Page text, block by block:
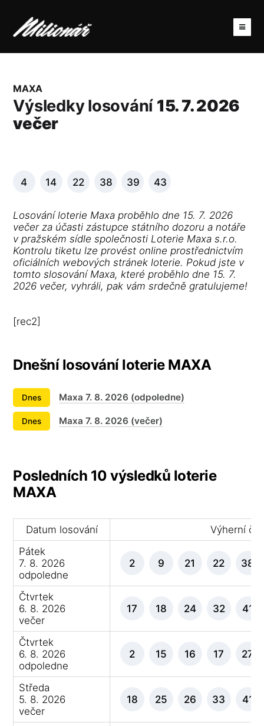
MAXA
Výsledky losování 15. 7. 2026
večer
4 14 22 38 39 43
Losování loterie Maxa proběhlo dne 15. 7. 2026
večer za účasti zástupce státního dozoru a notáře
v pražském sídle společnosti Loterie Maxa s.r.o.
Kontrolu tiketu lze provést online prostřednictvím
oficiálních webových stránek loterie. Pokud jste v
tomto slosování Maxa, které proběhlo dne 15. 7.
2026 večer, vyhráli, pak vám srdečně gratulujeme!
[rec2]
Dnešní losování loterie MAXA
Dnes Maxa 7. 8. 2026 (odpoledne)
Dnes Maxa 7. 8. 2026 (večer)
Posledních 10 výsledků loterie
MAXA
Datum losování
Výherní
Pátek
7. 8. 2026
odpoledne
2 9 21 22 38
Čtvrtek
6. 8. 2026
večer
17 18 24 32 41
Čtvrtek
6. 8. 2026
odpoledne
2 15 16 17 27
Středa
5. 8. 2026
večer
18 25 26 33 41